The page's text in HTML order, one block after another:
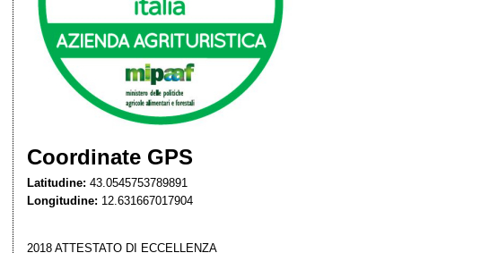
Coordinate GPS
Latitudine: 43.0545753789891
Longitudine: 12.631667017904
2018 ATTESTATO DI ECCELLENZA